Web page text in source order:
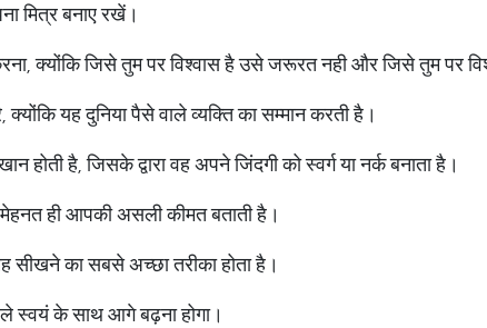
मित्र बनाए रखें।
क्योंकि जिसे तुम पर विश्वास है उसे जरूरत नही और जिसे तुम पर
यह दुनिया पैसे वाले व्यक्ति का सम्मान करती है।
होती है, जिसके द्वारा वह अपने जिंदगी को स्वर्ग या नर्क बनाता है।
ही आपकी असली कीमत बताती है।
सीखने का सबसे अच्छा तरीका होता है।
के साथ आगे बढ़ना होगा।